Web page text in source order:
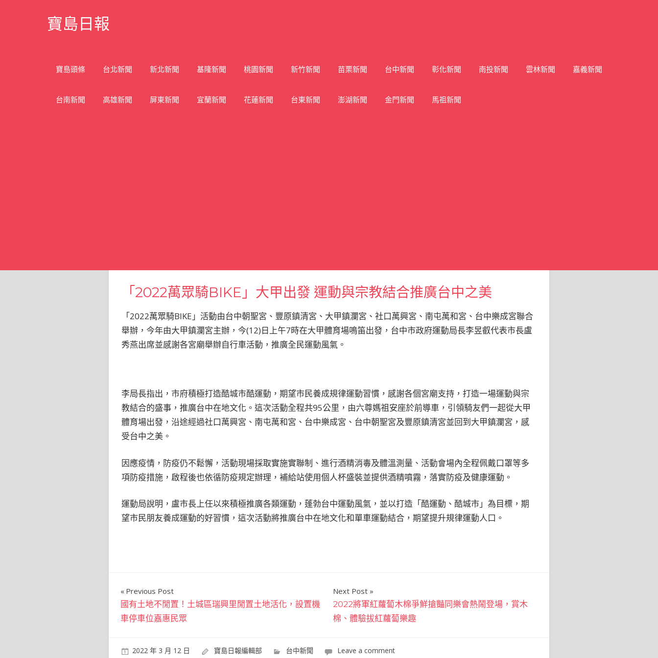
寶島日報
寶島頭條 台北新聞 新北新聞 基隆新聞 桃園新聞 新竹新聞 苗栗新聞 台中新聞 彰化新聞 南投新聞 雲林新聞 嘉義新聞
台南新聞 高雄新聞 屏東新聞 宜蘭新聞 花蓮新聞 台東新聞 澎湖新聞 金門新聞 馬祖新聞
「2022萬眾騎BIKE」大甲出發 運動與宗教結合推廣台中之美
「2022萬眾騎BIKE」活動由台中朝聖宮、豐原鎮清宮、大甲鎮瀾宮、社口萬興宮、南屯萬和宮、台中樂成宮聯合
舉辦，今年由大甲鎮瀾宮主辦，今(12)日上午7時在大甲體育場鳴笛出發，台中市政府運動局長李昱叡代表市長盧
秀燕出席並感謝各宮廟舉辦自行車活動，推廣全民運動風氣。
李局長指出，市府積極打造酷城市酷運動，期望市民養成規律運動習慣，感謝各個宮廟支持，打造一場運動與宗
教結合的盛事，推廣台中在地文化。這次活動全程共95公里，由六尊媽祖安座於前導車，引領騎友們一起從大甲
體育場出發，沿途經過社口萬興宮、南屯萬和宮、台中樂成宮、台中朝聖宮及豐原鎮清宮並回到大甲鎮瀾宮，感
受台中之美。
因應疫情，防疫仍不鬆懈，活動現場採取實施實聯制、進行酒精消毒及體溫測量、活動會場內全程佩戴口罩等多
項防疫措施，啟程後也依循防疫規定辦理，補給站使用個人杯盛裝並提供酒精噴霧，落實防疫及健康運動。
運動局說明，盧市長上任以來積極推廣各類運動，蓬勃台中運動風氣，並以打造「酷運動、酷城市」為目標，期
望市民朋友養成運動的好習慣，這次活動將推廣台中在地文化和單車運動結合，期望提升規律運動人口。
文
章
覽
Previous Post
國有土地不閒置！土城區瑞興里閒置土地活化，設置機
車停車位嘉惠民眾
Next Post
2022將軍紅蘿蔔木棉爭鮮搶豔同樂會熱鬧登場，賞木
棉、體驗拔紅蘿蔔樂趣
2022 年 3 月 12 日 寶島日報編輯部 台中新聞 Leave a comment